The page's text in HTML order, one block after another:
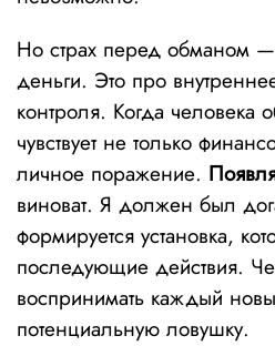
Но страх перед обманом
деньги. Это про
контроля. Когда человека
чувствует не только
личное поражение.
виноват. Я должен был
формируется установка,
последующие действия.
воспринимать каждый
потенциальную ловушку.